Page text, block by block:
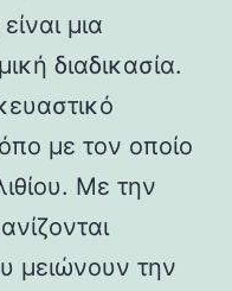
μια
διαδικασία.
με τον οποίο
Με την
μειώνουν την